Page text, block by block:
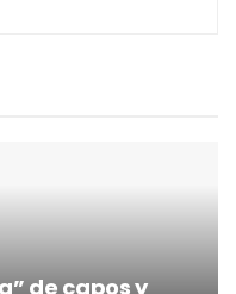
de capos y